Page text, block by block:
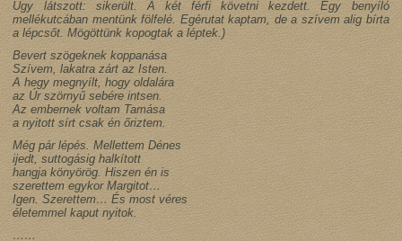
Úgy látszott: sikerült. A két férfi követni kezdett. Egy benyíló
mellékutcában mentünk fölfelé. Egérutat kaptam, de a szívem alig bírta
a lépcsőt. Mögöttünk kopogtak a léptek.)
Bevert szögeknek koppanása
Szívem, lakatra zárt az Isten.
A hegy megnyílt, hogy oldalára
az Úr szörnyű sebére intsen.
Az embernek voltam Tamása
a nyitott sírt csak én őriztem.
Még pár lépés. Mellettem Dénes
ijedt, suttogásig halkított
hangja könyörög. Hiszen én is
szerettem egykor Margitot…
Igen. Szerettem… És most véres
életemmel kaput nyitok.
……